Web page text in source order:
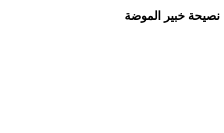
نصيحة خبير الموضة